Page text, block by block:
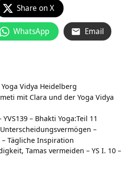
Share on X
WhatsApp Email
Vidya Heidelberg
mit Clara und der Yoga Vidya
– Bhakti Yoga:Teil 11
–
– Tägliche Inspiration
Tamas vermeiden – YS I. 10 –